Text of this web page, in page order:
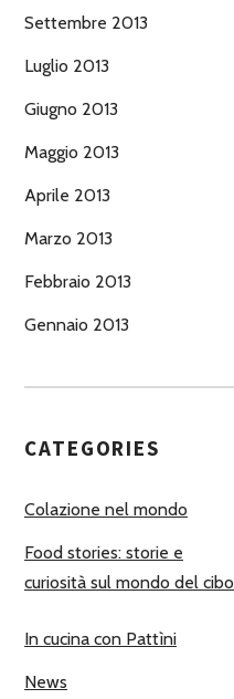
Settembre 2013
Luglio 2013
Giugno 2013
Maggio 2013
Aprile 2013
Marzo 2013
Febbraio 2013
Gennaio 2013
CATEGORIES
Colazione nel mondo
Food stories: storie e
curiosità sul mondo del cibo
In cucina con Pattìni
News